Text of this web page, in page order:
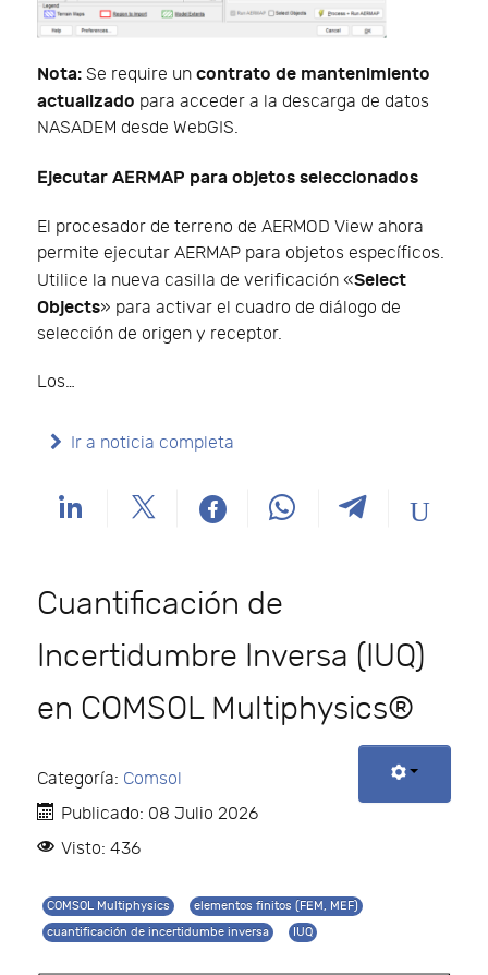
Nota: Se require un contrato de mantenimiento
actualizado para acceder a la descarga de datos
NASADEM desde WebGIS.
Ejecutar AERMAP para objetos seleccionados
El procesador de terreno de AERMOD View ahora
permite ejecutar AERMAP para objetos específicos.
Utilice la nueva casilla de verificación «Select
Objects» para activar el cuadro de diálogo de
selección de origen y receptor.
Los…
Ir a noticia completa
Cuantificación de
Incertidumbre Inversa (IUQ)
en COMSOL Multiphysics®
Categoría: Comsol
Publicado: 08 Julio 2026
Visto: 436
COMSOL Multiphysics
elementos finitos (FEM, MEF)
cuantificación de incertidumbe inversa
IUQ